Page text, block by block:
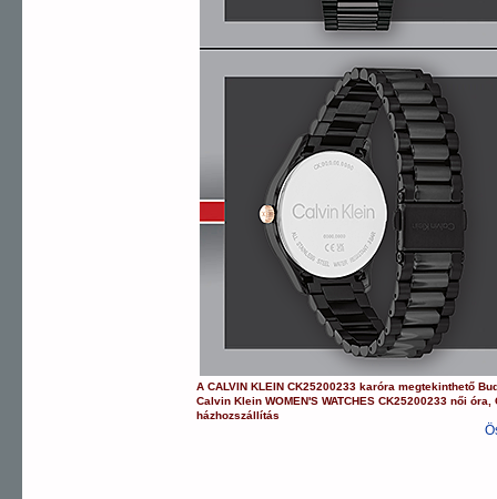
ACALVIN KLEIN CK25200233 karóra megtekinthető
Calvin Klein WOMEN'S WATCHES CK25200233 női óra ,
házhozszállítás